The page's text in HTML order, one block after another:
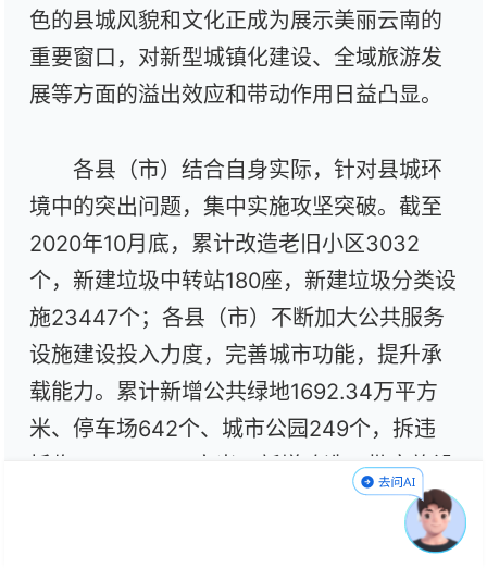
色的县城风貌和文化正成为展示美丽云南的
重要窗口，对新型城镇化建设、全域旅游发
展等方面的溢出效应和带动作用日益凸显。
各县（市）结合自身实际，针对县城环
境中的突出问题，集中实施攻坚突破。截至
2020年10月底，累计改造老旧小区3032
个，新建垃圾中转站180座，新建垃圾分类设
施23447个；各县（市）不断加大公共服务
设施建设投入力度，完善城市功能，提升承
载能力。累计新增公共绿地1692.34万平方
米、停车场642个、城市公园249个，拆违
拆临1672.31万平方米，新增改造一批文旅设
施、教育设施、医疗设施、农贸市场等；结
合“园林县城”“卫生县城”等创建工作，挖掘历